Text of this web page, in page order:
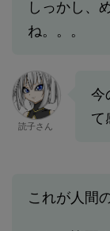
しっかし、
ね。。。
読子さん
今
て
これが人間